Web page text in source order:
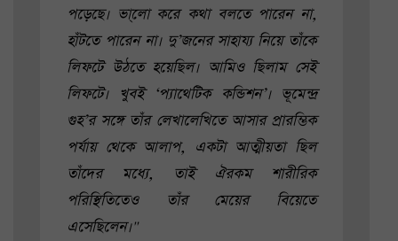
পড়েছে। ভা্লো করে কথা বলতে পারেন না,
হাঁটতে পারেন না। দু’জনের সাহায্য নিয়ে তাঁকে
লিফটে উঠতে হয়েছিল। আমিও ছিলাম সেই
লিফটে। খুবই ‘প্যাথেটিক কন্ডিশন’। ভূমেন্দ্র
গুহ’র সঙ্গে তাঁর লেখালেখিতে আসার প্রারম্ভিক
পর্যায় থেকে আলাপ, একটা আত্মীয়তা ছিল
তাঁদের মধ্যে, তাই ঐরকম শারীরিক
পরিস্থিতিতেও তাঁর মেয়ের বিয়েতে
এসেছিলেন।"